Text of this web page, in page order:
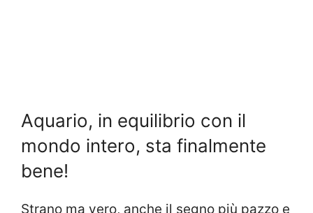
Aquario, in equilibrio con il
mondo intero, sta finalmente
bene!
Strano ma vero, anche il segno più pazzo e